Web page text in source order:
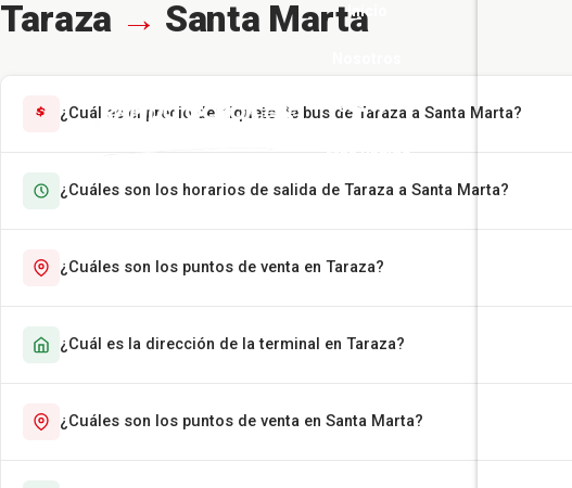
Inicio
Pasajes
Taraza → Santa Marta
¿Cuál es el precio del tiquete de bus de Taraza a Santa Marta?
¿Cuáles son los horarios de salida de Taraza a Santa Marta?
¿Cuáles son los puntos de venta en Taraza?
¿Cuál es la dirección de la terminal en Taraza?
¿Cuáles son los puntos de venta en Santa Marta?